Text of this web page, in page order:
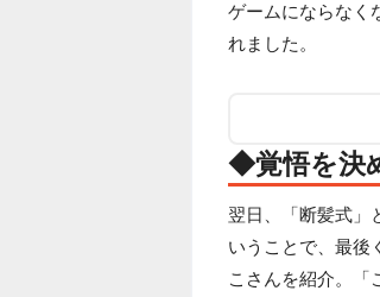
ゲームにならなく
れました。
◆覚悟を決
翌日、「断髪式」
いうことで、最後
こさんを紹介。「